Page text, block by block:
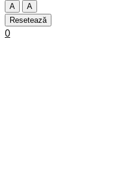
A
A
Resetează
0